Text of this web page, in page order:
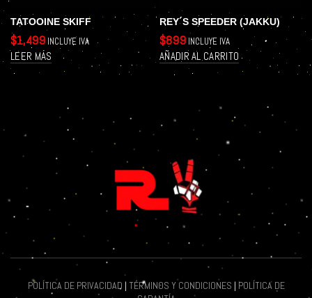
TATOOINE SKIFF
$1,499 INCLUYE IVA
LEER MÁS
REY´S SPEEDER (JAKKU)
$899 INCLUYE IVA
AÑADIR AL CARRITO
POLÍTICA DE PRIVACIDAD | TÉRMINOS Y CONDICIONES | POLÍTICA DE